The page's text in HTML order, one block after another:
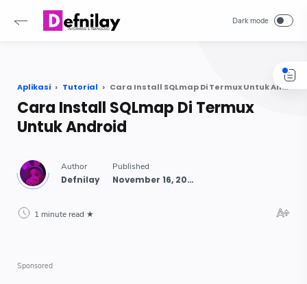
Aplikasi Tutorial Cara Install SQLmap Di Termux Untuk Android
Cara Install SQLmap Di Termux
Untuk Android
1 minute read